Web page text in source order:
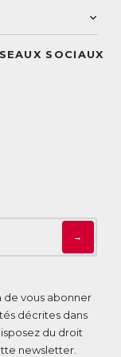
SOCIAUX
→
de vous abonner
décrites dans
du droit
newsletter.